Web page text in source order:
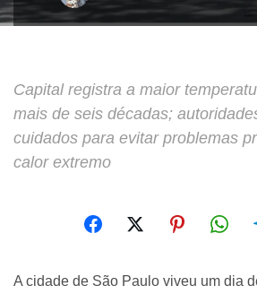
Capital registra a maior
mais de seis décadas;
cuidados para evitar problemas
calor extremo
A cidade de São Paulo viveu um dia